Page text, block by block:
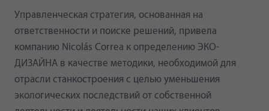
Управленческая стратегия, основанная на
ответственности и поиске решений, привела
компанию Nicolás Correa к определению ЭКО-
ДИЗАЙНА в качестве методики, необходимой для
отрасли станкостроения с целью уменьшения
экологических последствий от собственной